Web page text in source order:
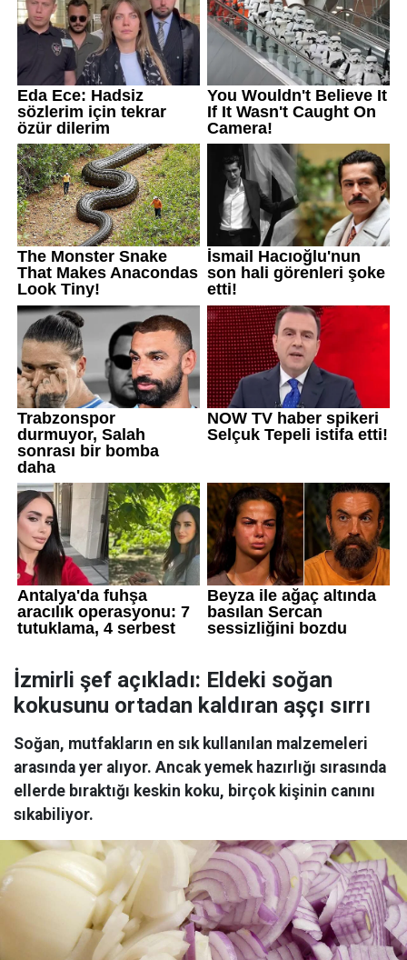
İzmirli şef açıkladı: Eldeki soğan
kokusunu ortadan kaldıran aşçı sırrı
Soğan, mutfakların en sık kullanılan malzemeleri
arasında yer alıyor. Ancak yemek hazırlığı sırasında
ellerde bıraktığı keskin koku, birçok kişinin canını
sıkabiliyor.